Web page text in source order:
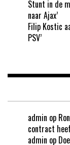
Stunt in de
naar Ajax’
Filip Kostic
PSV’
admin op
contract
admin op